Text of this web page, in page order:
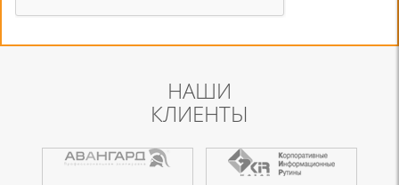
НАШИ
КЛИЕНТЫ